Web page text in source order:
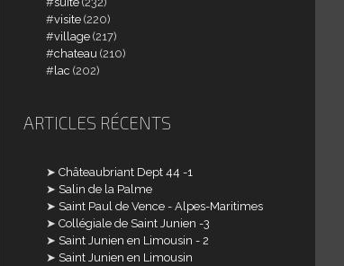
visite (220)
village (217)
chateau (210)
lac (202)
ARTICLES RÉCENTS
Châteaubriant Dept 44 -1
Salin de la Palme
Saint Paul de Vence - Alpes-Maritimes
Collégiale de Saint Junien -3
Saint Junien en Limousin - 2
Saint Junien en Limousin